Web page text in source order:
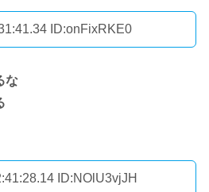
ID:onFixRKE0
な
ID:NOlU3vjJH